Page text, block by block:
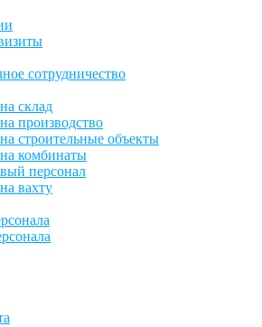
сотрудничество
склад
производство
строительные объекты
комбинаты
персонал
вахту